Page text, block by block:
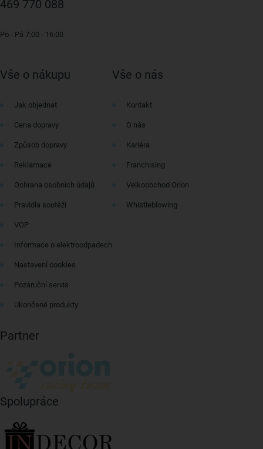
469 770 088
Po - Pá 7:00 - 16:00
Vše o nákupu
Jak objednat
Cena dopravy
Způsob dopravy
Reklamace
Ochrana osobních údajů
Pravidla soutěží
VOP
Informace o elektroodpadech
Nastavení cookies
Pozáruční servis
Ukončené produkty
Vše o nás
Kontakt
O nás
Kariéra
Franchising
Velkoobchod Orion
Whistleblowing
Partner
Spolupráce